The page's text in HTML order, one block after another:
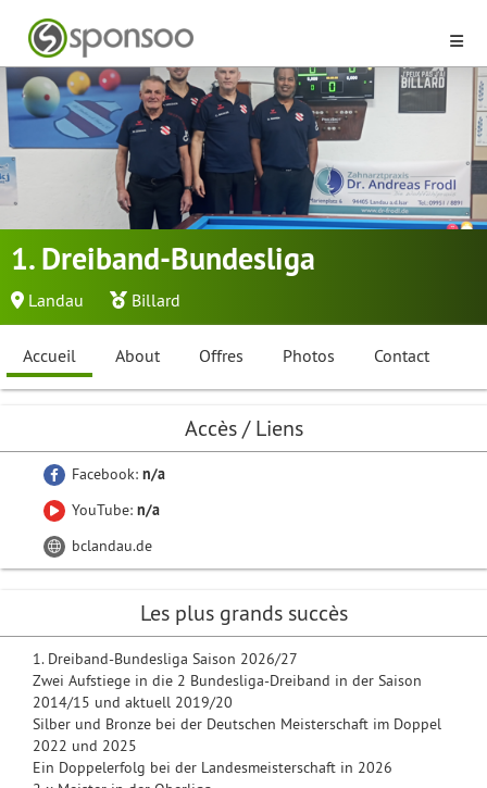
1. Dreiband-Bundesliga
Landau Billard
Accueil About Offres Photos Contact
Accès / Liens
Facebook: n/a
YouTube: n/a
bclandau.de
Les plus grands succès
1. Dreiband-Bundesliga Saison 2026/27
Zwei Aufstiege in die 2 Bundesliga-Dreiband in der Saison
2014/15 und aktuell 2019/20
Silber und Bronze bei der Deutschen Meisterschaft im Doppel
2022 und 2025
Ein Doppelerfolg bei der Landesmeisterschaft in 2026